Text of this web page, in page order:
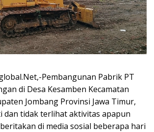
Pembangunan Pabrik PT
di Desa Kesamben Kecamatan
Jombang Provinsi Jawa Timur,
tidak terlihat aktivitas apapun
di media sosial beberapa hari